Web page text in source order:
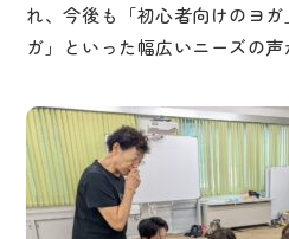
れ、今後も「初心者向けのヨ
ガ」といった幅広いニーズの声